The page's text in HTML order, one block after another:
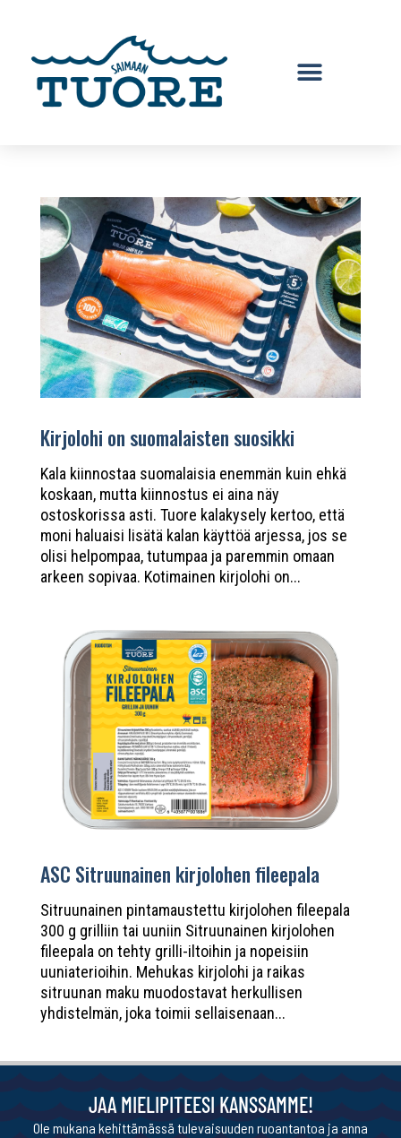
Kirjolohi on suomalaisten suosikki
Kala kiinnostaa suomalaisia enemmän kuin ehkä
koskaan, mutta kiinnostus ei aina näy
ostoskorissa asti. Tuore kalakysely kertoo, että
moni haluaisi lisätä kalan käyttöä arjessa, jos se
olisi helpompaa, tutumpaa ja paremmin omaan
arkeen sopivaa. Kotimainen kirjolohi on...
ASC Sitruunainen kirjolohen fileepala
Sitruunainen pintamaustettu kirjolohen fileepala
300 g grilliin tai uuniin Sitruunainen kirjolohen
fileepala on tehty grilli-iltoihin ja nopeisiin
uuniaterioihin. Mehukas kirjolohi ja raikas
sitruunan maku muodostavat herkullisen
yhdistelmän, joka toimii sellaisenaan...
JAA MIELIPITEESI KANSSAMME!
Ole mukana kehittämässä tulevaisuuden ruoantantoa ja anna